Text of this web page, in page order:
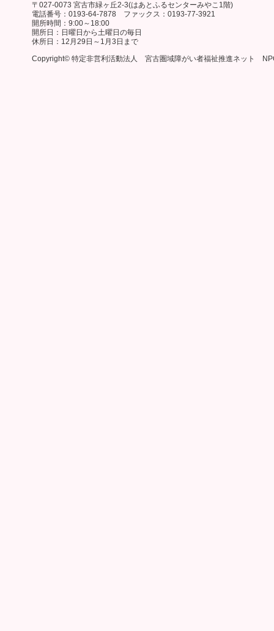
〒027-0073 宮古市緑ヶ丘2-3(はあとふるセンターみやこ1階)
電話番号：0193-64-7878 ファックス：0193-77-3921
開所時間：9:00～18:00
開所日：日曜日から土曜日の毎日
休所日：12月29日～1月3日まで
Copyright© 特定非営利活動法人 宮古圏域障がい者福祉推進ネット